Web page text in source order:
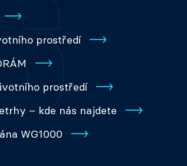
prostředí
prostředí
– kde nás najdete
WG1000